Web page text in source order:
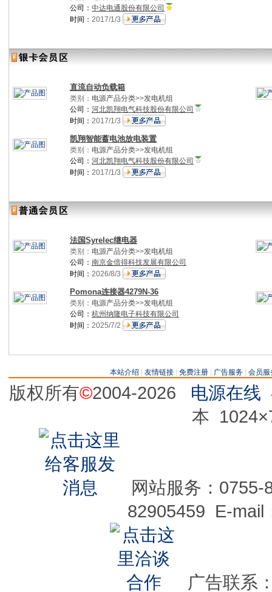
公司： 中达电通股份有限公司
时间： 2017/1/3
直流自动负载箱
类别： 电源产品分类>>发电机组
公司： 河北凯翔电气科技股份有限公司
时间： 2017/1/3
凯翔智能蓄电池放电装置
类别： 电源产品分类>>发电机组
公司： 河北凯翔电气科技股份有限公司
时间： 2017/1/3
法国Syrelec继电器
类别： 电源产品分类>>发电机组
公司： 南京金倍得科技发展有限公司
时间： 2026/8/3
Pomona连接器4279N-36
类别： 电源产品分类>>发电机组
公司： 杭州纳隆电子科技有限公司
时间： 2025/7/2
本站介绍 友情链接 免费注册 广告服务 会员服
版权所有©2004-2026 电源在线
本
网站服务：0755-
82905459 E-mail
广告联系